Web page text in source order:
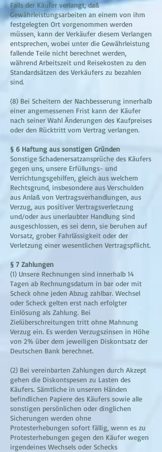
Falls der Käufer verlangt, daß
Gewährleistungsarbeiten an einem von ihm
festgelegten Ort vorgenommen werden
müssen, kann der Verkäufer diesem Verlangen
entsprechen, wobei unter die Gewährleistung
fallende Teile nicht berechnet werden,
während Arbeitszeit und Reisekosten zu den
Standardsätzen des Verkäufers zu bezahlen
sind.
(8) Bei Scheitern der Nachbesserung innerhalb
einer angemessenen Frist kann der Käufer
nach seiner Wahl Änderungen des Kaufpreises
oder den Rücktritt vom Vertrag verlangen.
§ 6 Haftung aus sonstigen Gründen
Sonstige Schadenersatzansprüche des Käufers
gegen uns, unsere Erfüllungs- und
Verrichtungsgehilfen, gleich aus welchem
Rechtsgrund, insbesondere aus Verschulden
aus Anlaß von Vertragsverhandlungen, aus
Verzug, aus positiver Vertragsverletzung
und/oder aus unerlaubter Handlung sind
ausgeschlossen, es sei denn, sie beruhen auf
Vorsatz, grober Fahrlässigkeit oder der
Verletzung einer wesentlichen Vertragspflicht.
§ 7 Zahlungen
(1) Unsere Rechnungen sind innerhalb 14
Tagen ab Rechnungsdatum in bar oder mit
Scheck ohne jeden Abzug zahlbar. Wechsel
oder Scheck gelten erst nach erfolgter
Einlösung als Zahlung. Bei
Zielüberschreitungen tritt ohne Mahnung
Verzug ein. Es werden Verzugszinsen in Höhe
von 2% über dem jeweiligen Diskontsatz der
Deutschen Bank berechnet.
(2) Bei vereinbarten Zahlungen durch Akzept
gehen die Diskontspesen zu Lasten des
Käufers. Sämtliche in unseren Händen
befindlichen Papiere des Käufers sowie alle
sonstigen persönlichen oder dinglichen
Sicherungen werden ohne
Protesterhebungen sofort fällig, wenn es zu
Protesterhebungen gegen den Käufer wegen
irgendeines Wechsels oder Schecks